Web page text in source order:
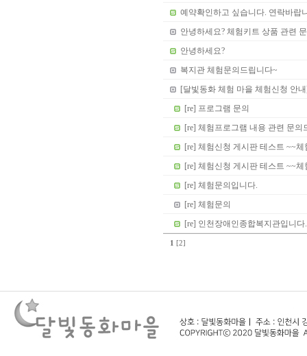
예약확인하고 싶습니다. 연락바랍
안녕하세요? 체험키트 상품 관련
안녕하세요?
복지관 체험문의드립니다~
[달빛동화 체험 마을 체험신청 안
[re] 프로그램 문의
[re] 체험프로그램 내용 관련 문의
[re] 체험신청 게시판 테스트 ~~
[re] 체험신청 게시판 테스트 ~~
[re] 체험문의입니다.
[re] 체험문의
[re] 인천장애인종합복지관입니다.
1 [2]